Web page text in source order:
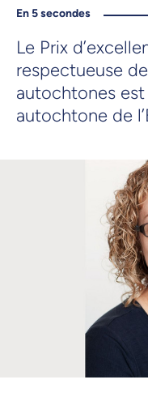
En 5 secondes
Le Prix
respectueuse
autochtones
autochtone de